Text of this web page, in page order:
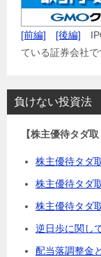
[前編] [後編]
ている証券会社で
負けない投資法
【株主優待タダ
株主優待タダ
株主優待タダ
株主優待タダ
逆日歩に関し
配当落調整金